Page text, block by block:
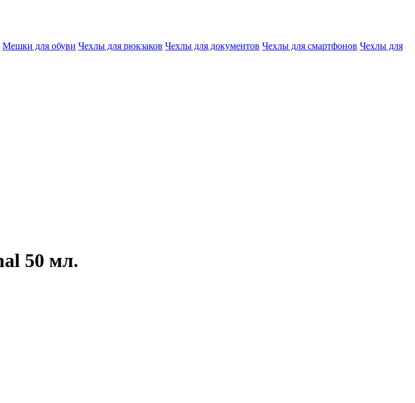
Мешки для обуви Чехлы для рюкзаков Чехлы для документов Чехлы для смартфонов Чехлы для
50 мл.